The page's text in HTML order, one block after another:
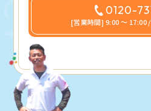
0120-
[営業時間] 9:00 〜 17:00